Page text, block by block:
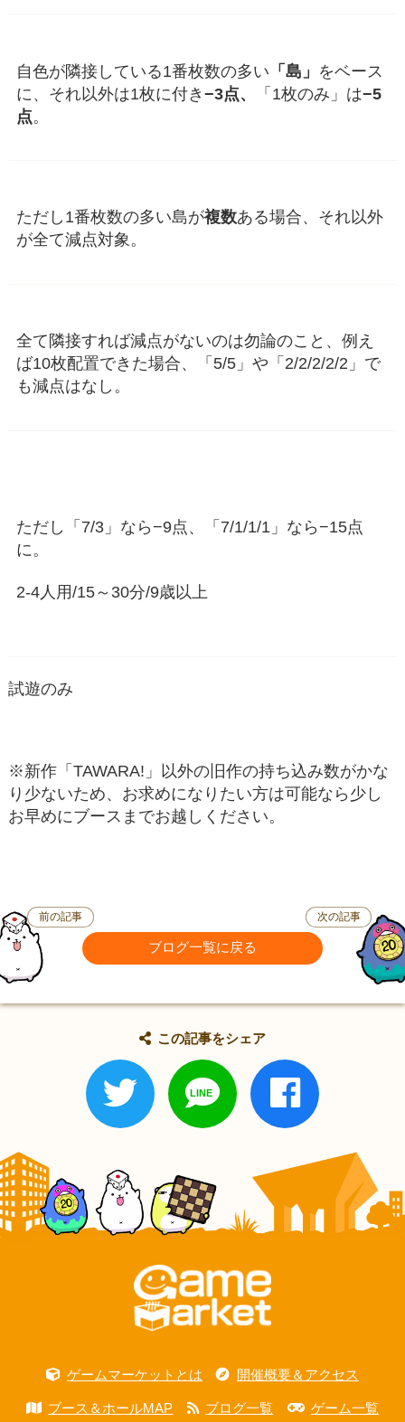
自色が隣接している1番枚数の多い 「島」 をベース
に、それ以外は1枚に付き−3点、 「1枚のみ」は−5
点。
ただし1番枚数の多い島が複数ある場合、それ以外
が全て減点対象。
全て隣接すれば減点がないのは勿論のこと、例え
ば10枚配置できた場合、「5/5」や「2/2/2/2/2」で
も減点はなし。
ただし「7/3」なら−9点、「7/1/1/1」なら−15点
に。
2-4人用/15～30分/9歳以上
試遊のみ
※新作「TAWARA!」以外の旧作の持ち込み数がかな
り少ないため、お求めになりたい方は可能なら少し
お早めにブースまでお越しください。
前の記事
ブログ一覧に戻る
次の記事
この記事をシェア
ゲームマーケットとは 開催概要＆アクセス
ブース＆ホールMAP ブログ一覧 ゲーム一覧